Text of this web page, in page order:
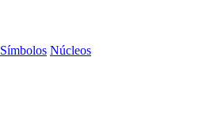
Símbolos Núcleos